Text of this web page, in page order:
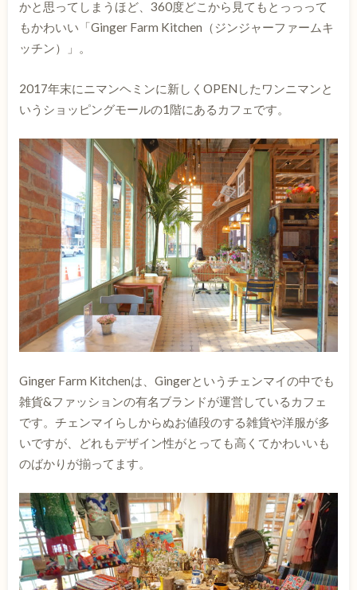
かと思ってしまうほど、360度どこから見てもとっっって
もかわいい「Ginger Farm Kitchen（ジンジャーファームキ
ッチン）」。
2017年末にニマンヘミンに新しくOPENしたワンニマンと
いうショッピングモールの1階にあるカフェです。
Ginger Farm Kitchenは、Gingerというチェンマイの中でも
雑貨&ファッションの有名ブランドが運営しているカフェ
です。チェンマイらしからぬお値段のする雑貨や洋服が多
いですが、どれもデザイン性がとっても高くてかわいいも
のばかりが揃ってます。